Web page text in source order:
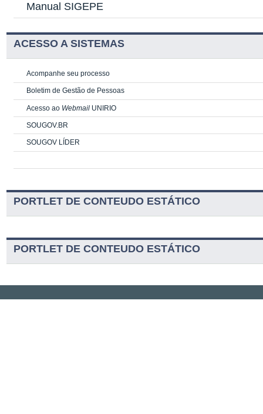
Manual SIGEPE
ACESSO A SISTEMAS
Acompanhe seu processo
Boletim de Gestão de Pessoas
Acesso ao Webmail UNIRIO
SOUGOV.BR
SOUGOV LÍDER
PORTLET DE CONTEUDO ESTÁTICO
PORTLET DE CONTEUDO ESTÁTICO